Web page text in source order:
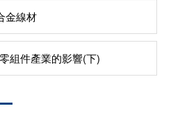
金線材
組件產業的影響(下)